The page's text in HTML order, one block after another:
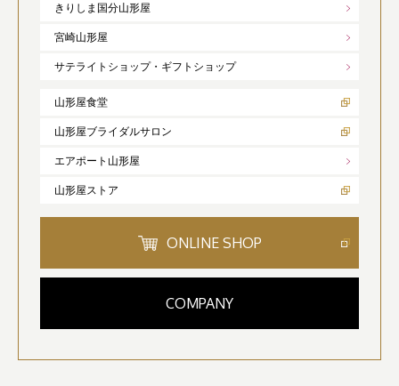
きりしま国分山形屋
宮崎山形屋
サテライトショップ・ギフトショップ
山形屋食堂
山形屋ブライダルサロン
エアポート山形屋
山形屋ストア
ONLINE SHOP
COMPANY